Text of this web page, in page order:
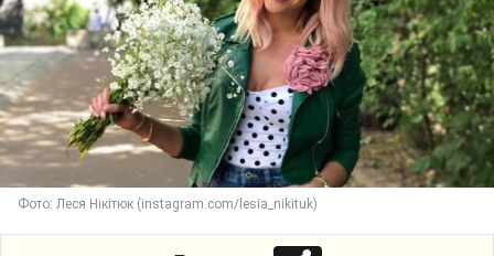
Фото: Леся Нікітюк (instagram.com/lesia_nikituk)